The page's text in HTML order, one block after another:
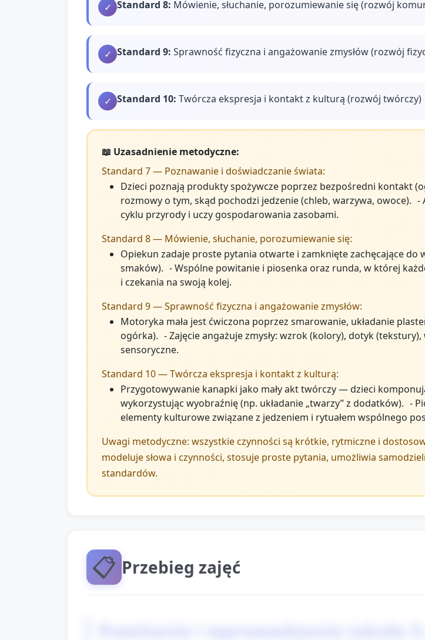
✓ Standard 8: Mówienie, słuchanie, porozumiewanie się (rozwój
✓ Standard 9: Sprawność fizyczna i angażowanie zmysłów (rozwój
✓ Standard 10: Twórcza ekspresja i kontakt z kulturą (rozwój twórczy)
📖 Uzasadnienie metodyczne:
Standard 7 — Poznawanie i doświadczanie świata:
Dzieci poznają produkty spożywcze poprzez bezpośredni kontakt
rozmowy o tym, skąd pochodzi jedzenie (chleb, warzywa, owoce).
cyklu przyrody i uczy gospodarowania zasobami.
Standard 8 — Mówienie, słuchanie, porozumiewanie się:
Opiekun zadaje proste pytania otwarte i zamknięte zachęcające
smaków). - Wspólne powitanie i piosenka oraz runda, w której
i czekania na swoją kolej.
Standard 9 — Sprawność fizyczna i angażowanie zmysłów:
Motoryka mała jest ćwiczona poprzez smarowanie, układanie
ogórka). - Zajęcie angażuje zmysły: wzrok (kolory), dotyk
sensoryczne.
Standard 10 — Twórcza ekspresja i kontakt z kulturą:
Przygotowywanie kanapki jako mały akt twórczy — dzieci
wykorzystując wyobraźnię (np. układanie „twarzy” z dodatków). -
elementy kulturowe związane z jedzeniem i rytuałem wspólnego
Uwagi metodyczne: wszystkie czynności są krótkie, rytmiczne i
modeluje słowa i czynności, stosuje proste pytania, umożliwia
standardów.
📋 Przebieg zajęć